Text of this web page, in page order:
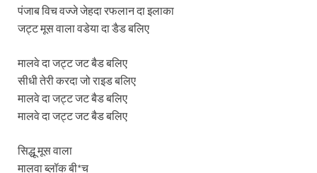
पंजाब विच वज्जे जेहदा रफलान दा इलाका
जट्ट मूस वाला वडेया दा डैड बलिए
मालवे दा जट्ट जट बैड बलिए
सीधी तेरी करदा जो राइड बलिए
मालवे दा जट्ट जट बैड बलिए
मालवे दा जट्ट जट बैड बलिए
सिद्धू मूस वाला
मालवा ब्लॉक बी*च